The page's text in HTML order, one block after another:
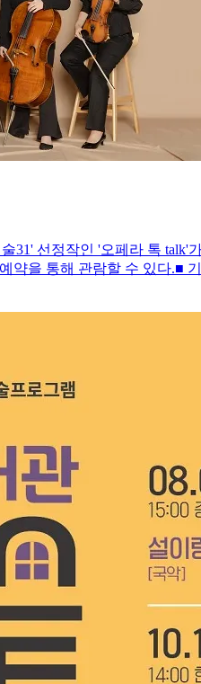
31' 선정작인 '오페라 톡
약을 통해 관람할 수 있다.■